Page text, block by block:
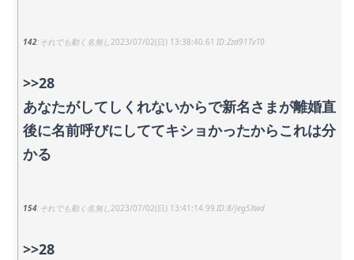
142 それでも動く名無し2023/07/02(日) 13:38:40.61 Zzd91TvT0
>>28
あなたがしてしくれないからで新名さまが離婚直
後に名前呼びにしててキショかったからこれは分
かる
154 それでも動く名無し2023/07/02(日) 13:41:14.99 8/Jeg5Xwd
>>28